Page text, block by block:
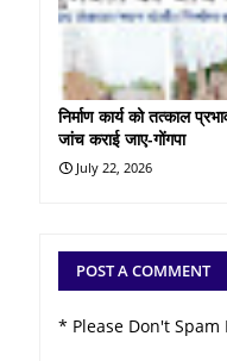
निर्माण कार्य को तत्काल
जांच कराई जाए-गोंगपा
July 22, 2026
POST A COMMENT
* Please Don't